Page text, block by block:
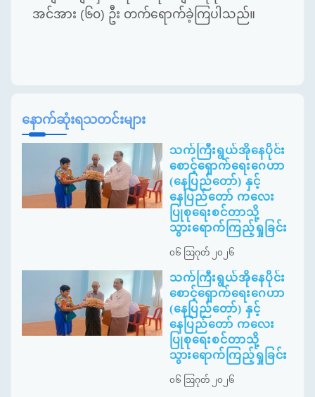
အင်အား (၆၀) ဦး တက်ရောက်ခဲ့ကြပါသည်။
နောက်ဆုံးရသတင်းများ
သက်ကြီးရွယ်အိုနေပိုင်း
စောင့်ရှောက်ရေးဂေဟာ
(နေပြည်တော်) နှင့်
နေပြည်တော် ကလေး
ပြုစုရေးစင်တာသို့
သွားရောက်ကြည့်ရှုခြင်း
၀၆ ဩဂုတ် ၂၀၂၆
သက်ကြီးရွယ်အိုနေပိုင်း
စောင့်ရှောက်ရေးဂေဟာ
(နေပြည်တော်) နှင့်
နေပြည်တော် ကလေး
ပြုစုရေးစင်တာသို့
သွားရောက်ကြည့်ရှုခြင်း
၀၆ ဩဂုတ် ၂၀၂၆